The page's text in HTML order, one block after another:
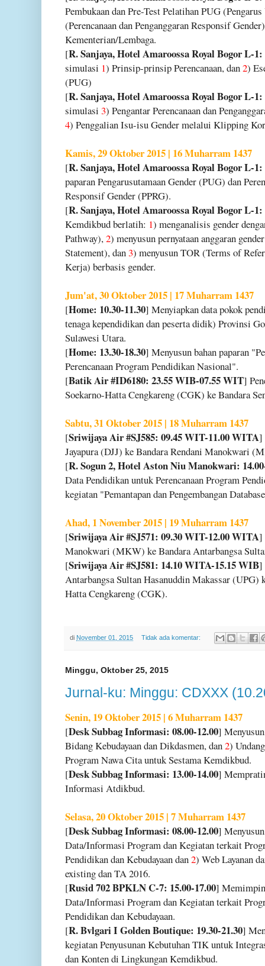
Pembukaan dan Pre-Test Pelatihan PUG
(Perencanaan dan Penganggaran Responsif
Kementerian/Lembaga.
[R. Sanjaya, Hotel Amaroossa Royal Bogor L-1:
simulasi 1) Prinsip-prinsip Perencanaan, dan2)
(PUG)
[R. Sanjaya, Hotel Amaroossa Royal Bogor L-1:
simulasi 3) Pengantar Perencanaan dan
4) Penggalian Isu-isu Gender melalui Klipping
Kamis, 29 Oktober 2015 | 16 Muharram 1437
[R. Sanjaya, Hotel Amaroossa Royal Bogor L-1:
paparan Pengarusutamaan Gender (PUG) dan
Responsif Gender (PPRG).
[R. Sanjaya, Hotel Amaroossa Royal Bogor L-1:
Kemdikbud berlatih: 1) menganalisis gender
Pathway),2) menyusun pernyataan anggaran
Statement), dan3) menyusun TOR (Terms of
Kerja) berbasis gender.
Jum'at, 30 Oktober 2015 | 17 Muharram 1437
[Home: 10.30-11.30] Menyiapkan data pokok
tenaga kependidikan dan peserta didik) Provinsi
Sulawesi Utara.
[Home: 13.30-18.30] Menyusun bahan paparan
Perencanaan Program Pendidikan Nasional".
[Batik Air #ID6180: 23.55 WIB-07.55 WIT]
Soekarno-Hatta Cengkareng (CGK) ke Bandara
Sabtu, 31 Oktober 2015 | 18 Muharram 1437
[Sriwijaya Air #SJ585: 09.45 WIT-11.00 WITA]
Jayapura (DJJ) ke Bandara Rendani Manokwari
[R. Sogun 2, Hotel Aston Niu Manokwari:
Data Pendidikan untuk Perencanaan Program
kegiatan "Pemantapan dan Pengembangan
Ahad, 1 November 2015 | 19 Muharram 1437
[Sriwijaya Air #SJ571: 09.30 WIT-12.00 WITA]
Manokwari (MKW) ke Bandara Antarbangsa
[Sriwijaya Air #SJ581: 14.10 WITA-15.15 WIB]
Antarbangsa Sultan Hasanuddin Makassar (UPG)
Hatta Cengkareng (CGK).
di November 01, 2015 Tidak ada komentar:
Minggu, Oktober 25, 2015
Jurnal-ku: Minggu: CDXXX
Senin, 19 Oktober 2015 | 6 Muharram 1437
[Desk Subbag Informasi: 08.00-12.00]
Bidang Kebudayaan dan Dikdasmen, dan2)
Program Nawa Cita untuk Sestama Kemdikbud.
[Desk Subbag Informasi: 13.00-14.00]
Informasi Atdikbud.
Selasa, 20 Oktober 2015 | 7 Muharram 1437
[Desk Subbag Informasi: 08.00-12.00]
Data/Informasi Program dan Kegiatan terkait
Pendidikan dan Kebudayaan dan2) Web Layanan
existing dan TA 2016.
[Rusid 702 BPKLN C-7: 15.00-17.00]
Data/Informasi Program dan Kegiatan terkait
Pendidikan dan Kebudayaan.
[R. Bvlgari I Golden Boutique: 19.30-21.30]
kegiatan Penyusunan Kebutuhan TIK untuk
dan Konten di Lingkungan Kemdikbud.